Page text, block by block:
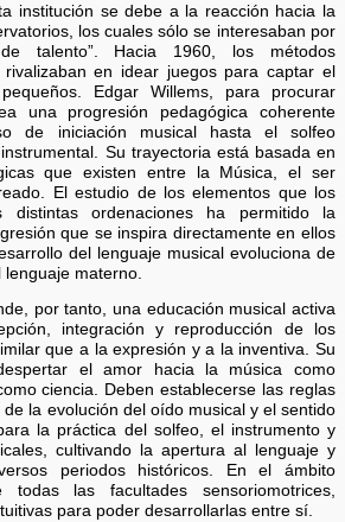
institución se debe a la reacción hacia la
los cuales sólo se interesaban por
talento”. Hacia 1960, los métodos
rivalizaban en idear juegos para captar el
Edgar Willems, para procurar
una progresión pedagógica coherente
de iniciación musical hasta el solfeo
Su trayectoria está basada en
que existen entre la Música, el ser
El estudio de los elementos que los
ordenaciones ha permitido la
que se inspira directamente en ellos
del lenguaje musical evoluciona de
materno.
por tanto, una educación musical activa
integración y reproducción de los
que a la expresión y a la inventiva. Su
el amor hacia la música como
ciencia. Deben establecerse las reglas
la evolución del oído musical y el sentido
la práctica del solfeo, el instrumento y
cultivando la apertura al lenguaje y
periodos históricos. En el ámbito
todas las facultades sensoriomotrices,
para poder desarrollarlas entre sí.